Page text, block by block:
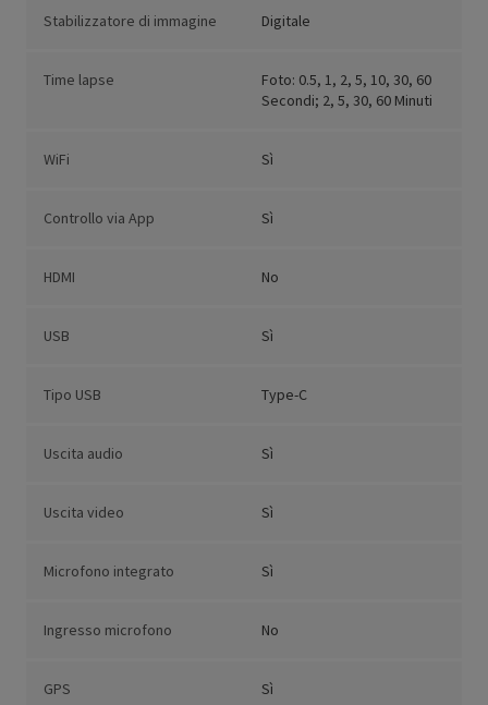
Stabilizzatore di immagine Digitale
Time lapse
Foto: 0.5, 1, 2, 5, 10, 30, 60
Secondi; 2, 5, 30, 60 Minuti
WiFi Sì
Controllo via App Sì
HDMI No
USB Sì
Tipo USB Type-C
Uscita audio Sì
Uscita video Sì
Microfono integrato Sì
Ingresso microfono No
GPS Sì